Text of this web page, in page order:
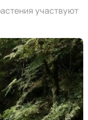
участвуют